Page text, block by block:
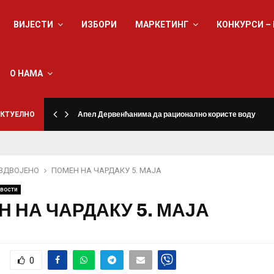
ВИЈЕСТИ ИЗБОРИ МАРКЕТИНГ КОНКУРСИ
О НАМА
Апел Дервенћанима да рационално користе воду
ПОМЕН НА ЧАРДАКУ 5. МАЈА
НА ЧАРДАКУ 5. МАЈА
0